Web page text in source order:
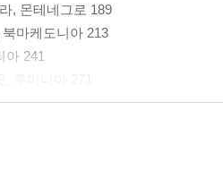
, 몬테네그로 189
마케도니아 213
아 241